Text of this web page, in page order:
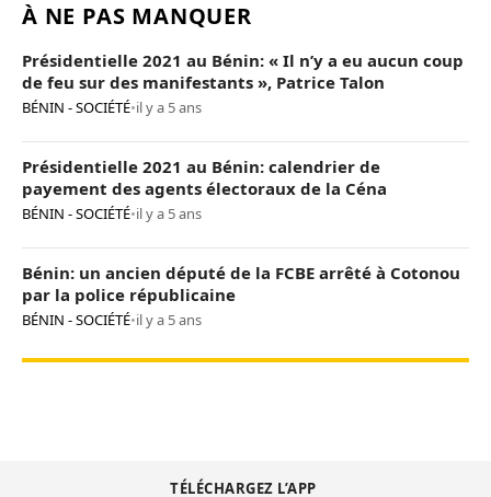
À NE PAS MANQUER
Présidentielle 2021 au Bénin: « Il n’y a eu aucun coup
de feu sur des manifestants », Patrice Talon
BÉNIN - SOCIÉTÉ•il y a 5 ans
Présidentielle 2021 au Bénin: calendrier de
payement des agents électoraux de la Céna
BÉNIN - SOCIÉTÉ•il y a 5 ans
Bénin: un ancien député de la FCBE arrêté à Cotonou
par la police républicaine
BÉNIN - SOCIÉTÉ•il y a 5 ans
TÉLÉCHARGEZ L’APP